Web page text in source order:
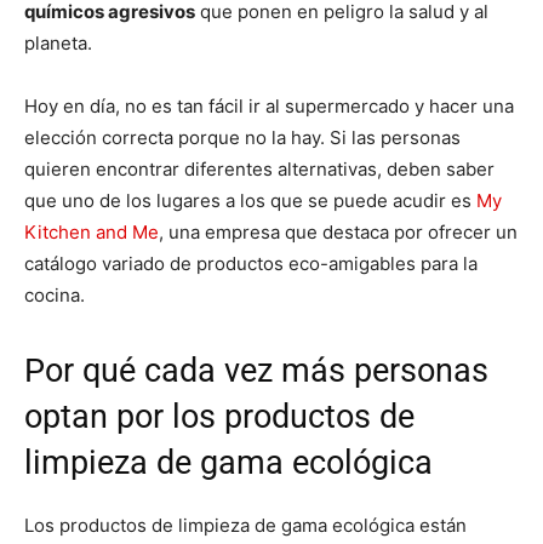
químicos agresivos que ponen en peligro la salud y al
planeta.
Hoy en día, no es tan fácil ir al supermercado y hacer una
elección correcta porque no la hay. Si las personas
quieren encontrar diferentes alternativas, deben saber
que uno de los lugares a los que se puede acudir es My
Kitchen and Me, una empresa que destaca por ofrecer un
catálogo variado de productos eco-amigables para la
cocina.
Por qué cada vez más personas
optan por los productos de
limpieza de gama ecológica
Los productos de limpieza de gama ecológica están